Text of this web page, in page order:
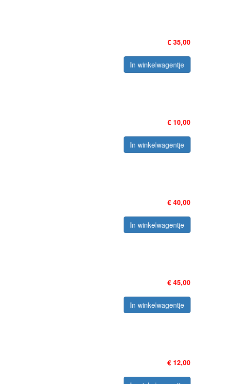
€ 35,00
In winkelwagentje
€ 10,00
In winkelwagentje
€ 40,00
In winkelwagentje
€ 45,00
In winkelwagentje
€ 12,00